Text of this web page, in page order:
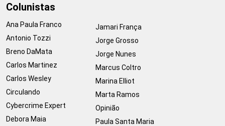
Colunistas
Ana Paula Franco
Antonio Tozzi
Breno DaMata
Carlos Martinez
Carlos Wesley
Circulando
Cybercrime Expert
Debora Maia
Jamari França
Jorge Grosso
Jorge Nunes
Marcus Coltro
Marina Elliot
Marta Ramos
Opinião
Paula Santa Maria